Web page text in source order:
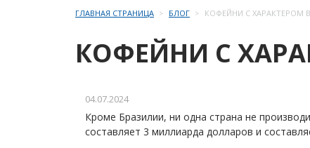
ГЛАВНАЯ СТРАНИЦА БЛОГ КОФЕЙНИ С ХАРАКТЕРОМ
КОФЕЙНИ С
04.07.2024
Кроме Бразилии, ни одна страна не
составляет 3 миллиарда долларов и